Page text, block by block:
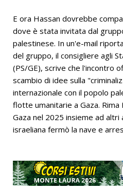
E ora Hassan dovrebbe
dove è stata invitata dal
palestinese. In un'e-mail
del gruppo, il consigliere agli
(PS/GE), scrive che l'incontro
scambio di idee sulla
internazionale con il popolo
flotte umanitarie a Gaza.
Gaza nel 2025 insieme ad altri
israeliana fermò la nave e